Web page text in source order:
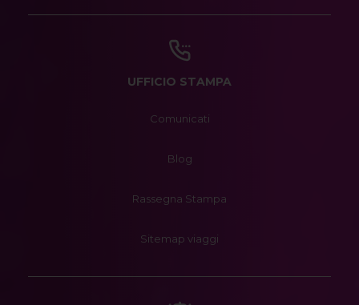
UFFICIO STAMPA
Comunicati
Blog
Rassegna Stampa
Sitemap viaggi